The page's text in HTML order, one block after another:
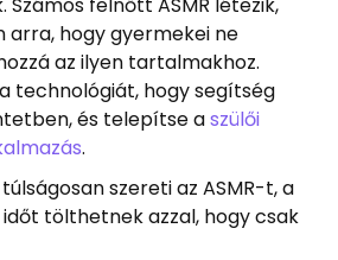
arra, hogy gyermekei ne
az ilyen tartalmakhoz.
technológiát, hogy segítség
és telepítse aszülői
.
szereti az ASMR-t, a
tölthetnek azzal, hogy csak